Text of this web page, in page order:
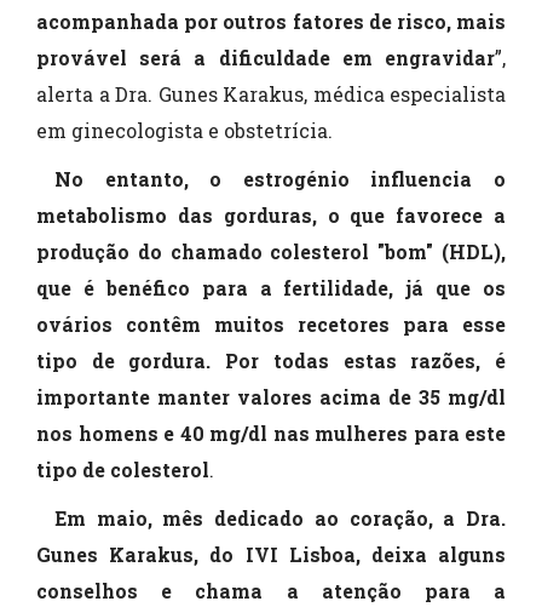
acompanhada por outros fatores de risco, mais
provável será a dificuldade em engravidar”,
alerta a Dra. Gunes Karakus, médica especialista
em ginecologista e obstetrícia.
No entanto, o estrogénio influencia o
metabolismo das gorduras, o que favorece a
produção do chamado colesterol "bom" (HDL),
que é benéfico para a fertilidade, já que os
ovários contêm muitos recetores para esse
tipo de gordura. Por todas estas razões, é
importante manter valores acima de 35 mg/dl
nos homens e 40 mg/dl nas mulheres para este
tipo de colesterol.
Em maio, mês dedicado ao coração, a Dra.
Gunes Karakus, do IVI Lisboa, deixa alguns
conselhos e chama a atenção para a